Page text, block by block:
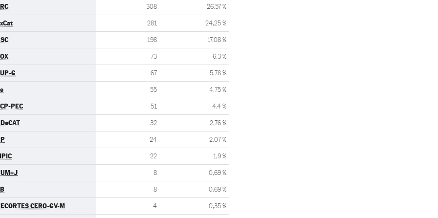
308 26,57 %
281 24,25 %
198 17,08 %
73 6,3 %
G 67 5,78 %
55 4,75 %
PEC 51 4,4 %
32 2,76 %
24 2,07 %
22 1,9 %
8 0,69 %
8 0,69 %
CERO-GV-M 4 0,35 %